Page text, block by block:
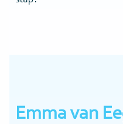
Emma van